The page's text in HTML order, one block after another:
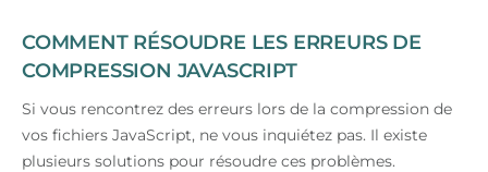
COMMENT RÉSOUDRE LES ERREURS DE
COMPRESSION JAVASCRIPT
Si vous rencontrez des erreurs lors de la compression de
vos fichiers JavaScript, ne vous inquiétez pas. Il existe
plusieurs solutions pour résoudre ces problèmes.